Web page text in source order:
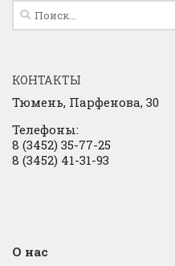
Найти:
КОНТАКТЫ
Тюмень, Парфенова, 30
Телефоны:
8 (3452) 35-77-25
8 (3452) 41-31-93
О нас